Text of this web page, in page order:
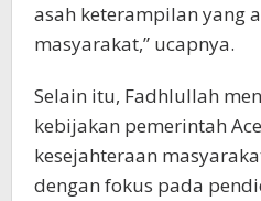
asah keterampilan yang
masyarakat,” ucapnya.
Selain itu, Fadhlullah
kebijakan pemerintah
kesejahteraan
dengan fokus pada